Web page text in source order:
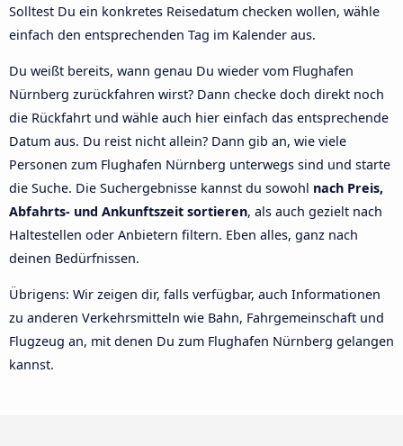
Solltest Du ein konkretes Reisedatum checken wollen, wähle
einfach den entsprechenden Tag im Kalender aus.
Du weißt bereits, wann genau Du wieder vom Flughafen
Nürnberg zurückfahren wirst? Dann checke doch direkt noch
die Rückfahrt und wähle auch hier einfach das entsprechende
Datum aus. Du reist nicht allein? Dann gib an, wie viele
Personen zum Flughafen Nürnberg unterwegs sind und starte
die Suche. Die Suchergebnisse kannst du sowohl nach Preis,
Abfahrts- und Ankunftszeit sortieren, als auch gezielt nach
Haltestellen oder Anbietern filtern. Eben alles, ganz nach
deinen Bedürfnissen.
Übrigens: Wir zeigen dir, falls verfügbar, auch Informationen
zu anderen Verkehrsmitteln wie Bahn, Fahrgemeinschaft und
Flugzeug an, mit denen Du zum Flughafen Nürnberg gelangen
kannst.